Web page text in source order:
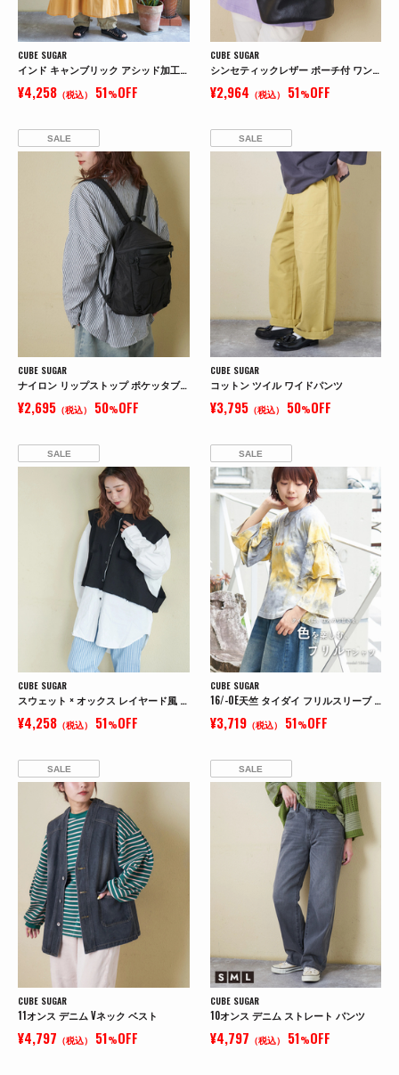
CUBE SUGAR
インド キャンブリック アシッド加工 キャミワンピース
¥4,258 （税込） 51%OFF
CUBE SUGAR
シンセティックレザー ポーチ付 ワンショルダー バッグ
¥2,964 （税込） 51%OFF
SALE
CUBE SUGAR
ナイロン リップストップ ポケッタブル リュック
¥2,695 （税込） 50%OFF
SALE
CUBE SUGAR
コットン ツイル ワイドパンツ
¥3,795（税込） 50%OFF
SALE
CUBE SUGAR
スウェット × オックス レイヤード風 ビッグシャツ
¥4,258 （税込） 51%OFF
SALE
CUBE SUGAR
16/-OE天竺 タイダイ フリルスリーブ プルオーバー
¥3,719（税込） 51%OFF
SALE
CUBE SUGAR
11オンス デニム Vネック ベスト
¥4,797 （税込） 51%OFF
SALE
CUBE SUGAR
10オンス デニム ストレート パンツ
¥4,797 （税込） 51%OFF